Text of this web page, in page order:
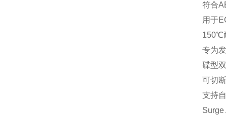
符合
用于
‌150℃
专为
碟型
可切
支持
‌Surge